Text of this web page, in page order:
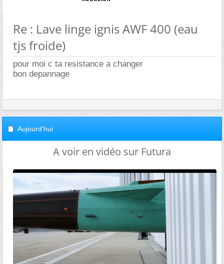
Re : Lave linge ignis AWF 400 (eau
tjs froide)
pour moi c ta resistance a changer
bon depannage
Aujourd'hui
A voir en vidéo sur Futura